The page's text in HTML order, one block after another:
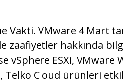
Vakti. VMware 4 Mart
zaafiyetler hakkında
vSphere ESXi, VMware
Telko Cloud ürünleri